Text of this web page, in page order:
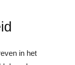
in het